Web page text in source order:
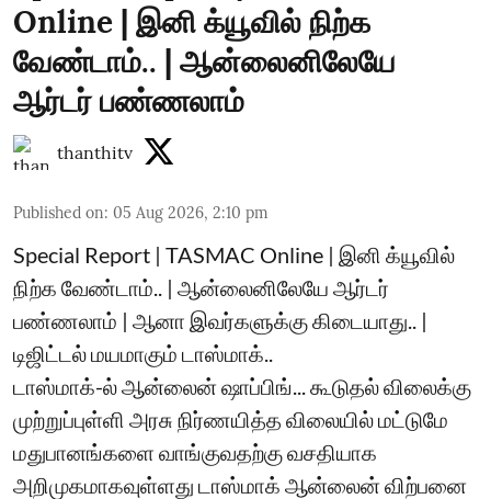
Online | இனி க்யூவில் நிற்க
வேண்டாம்.. | ஆன்லைனிலேயே
ஆர்டர் பண்ணலாம்
thanthitv
Published on: 05 Aug 2026, 2:10 pm
Special Report | TASMAC Online | இனி க்யூவில்
நிற்க வேண்டாம்.. | ஆன்லைனிலேயே ஆர்டர்
பண்ணலாம் | ஆனா இவர்களுக்கு கிடையாது.. |
டிஜிட்டல் மயமாகும் டாஸ்மாக்..
டாஸ்மாக்-ல் ஆன்லைன் ஷாப்பிங்... கூடுதல் விலைக்கு
முற்றுப்புள்ளி அரசு நிர்ணயித்த விலையில் மட்டுமே
மதுபானங்களை வாங்குவதற்கு வசதியாக
அறிமுகமாகவுள்ளது டாஸ்மாக் ஆன்லைன் விற்பனை